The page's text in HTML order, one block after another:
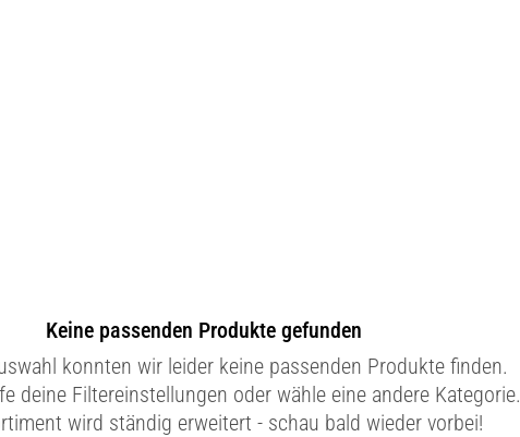
Keine passenden Produkte gefunden
konnten wir leider keine passenden Produkte finden.
deine Filtereinstellungen oder wähle eine andere Kategorie.
wird ständig erweitert - schau bald wieder vorbei!